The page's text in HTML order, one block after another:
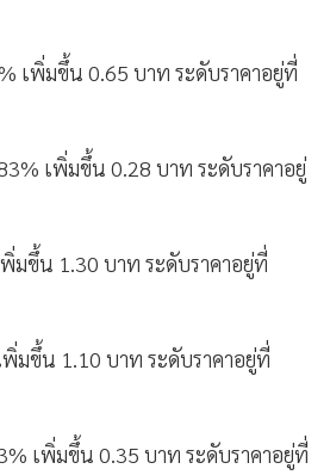
เพิ่มขึ้น 0.65 บาท ระดับราคาอยู่ที่
เพิ่มขึ้น 0.28 บาท ระดับราคาอยู่
มขึ้น 1.30 บาท ระดับราคาอยู่ที่
มขึ้น 1.10 บาท ระดับราคาอยู่ที่
เพิ่มขึ้น 0.35 บาท ระดับราคาอยู่ที่